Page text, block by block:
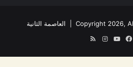
العاصمة الثانية
فيسبوكيوتيوبانستقرام
ملخص